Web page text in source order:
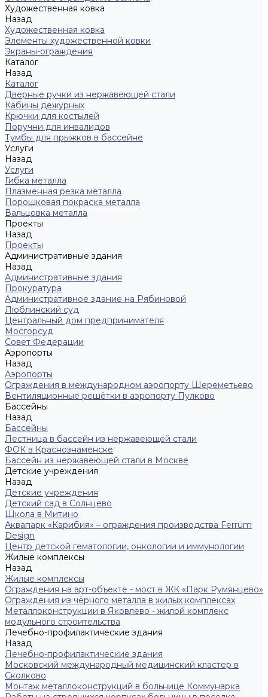
Художественная ковка
Назад
Художественная ковка
Элементы художественной ковки
Экраны-ограждения
Каталог
Назад
Каталог
Дверные ручки из нержавеющей стали
Кабины дежурных
Крючки для костылей
Поручни для инвалидов
Тумбы для прыжков в бассейне
Услуги
Назад
Услуги
Гибка металла
Плазменная резка металла
Порошковая покраска металла
Вальцовка металла
Проекты
Назад
Проекты
Административные здания
Назад
Административные здания
Прокуратура
Административное здание на Рябиновой
Люблинский суд
Центральный дом предпринимателя
Мосгорсуд
Совет Федерации
Аэропорты
Назад
Аэропорты
Ограждения в международном аэропорту Шереметьево
Вентиляционные решётки в аэропорту Пулково
Бассейны
Назад
Бассейны
Лестница в бассейн из нержавеющей стали
ФОК в Краснознаменске
Бассейн из нержавеющей стали в Москве
Детские учреждения
Назад
Детские учреждения
Детский сад в Солнцево
Школа в Митино
Аквапарк «Карибия» – ограждения производства Ferrum
Design
Центр детской гематологии, онкологии и иммунологии
Жилые комплексы
Назад
Жилые комплексы
Ограждения на арт-объекте - мост в ЖК «Парк Румянцево»
Ограждения из чёрного металла в жилых комплексах
Металлоконструкции в Яковлево - жилой комплекс
модульного строительства
Лечебно-профилактические здания
Назад
Лечебно-профилактические здания
Московский международный медицинский кластер в
Сколково
Монтаж металлоконструкций в больнице Коммунарка